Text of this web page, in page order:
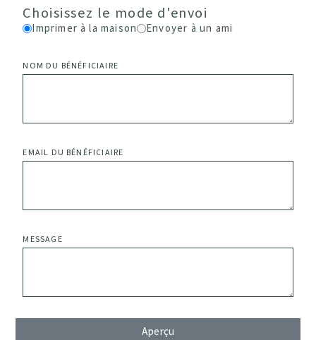
Choisissez le mode d'envoi
Imprimer à la maison Envoyer à un ami
NOM DU BÉNÉFICIAIRE
EMAIL DU BÉNÉFICIAIRE
MESSAGE
Aperçu